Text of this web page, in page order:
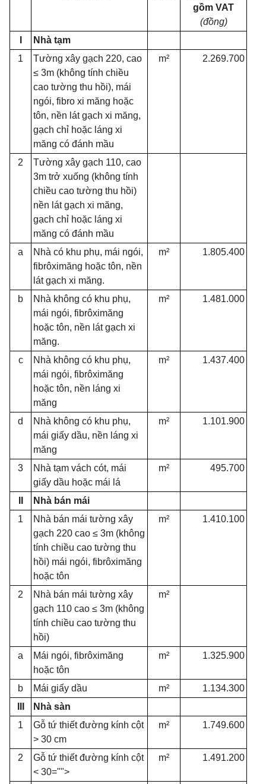
gồm VAT
(đồng)
Nhà tạm
1
Tường xây gạch 220, cao
≤ 3m (không tính chiều
cao tường thu hồi), mái
ngói, fibro xi măng hoặc
tôn, nền lát gạch xi măng,
gạch chỉ hoặc láng xi
măng có đánh mầu
m² 2.269.700
2
Tường xây gạch 110, cao
3m trở xuống (không tính
chiều cao tường thu hồi)
nền lát gạch xi măng,
gạch chỉ hoặc láng xi
măng có đánh mầu
a
Nhà có khu phụ, mái ngói,
fibrôximăng hoặc tôn, nền
lát gạch xi măng.
m² 1.805.400
b
Nhà không có khu phụ,
mái ngói, fibrôximăng
hoặc tôn, nền lát gạch xi
măng.
m² 1.481.000
c
Nhà không có khu phụ,
mái ngói, fibrôximăng
hoặc tôn, nền láng xi
măng
m² 1.437.400
d
Nhà không có khu phụ,
mái giấy dầu, nền láng xi
măng
m² 1.101.900
3
Nhà tạm vách cót, mái
giấy dầu hoặc mái lá
m² 495.700
Nhà bán mái
1
Nhà bán mái tường xây
gạch 220 cao ≤ 3m (không
tính chiều cao tường thu
hồi) mái ngói, fibrôximăng
hoặc tôn
m² 1.410.100
2
Nhà bán mái tường xây
gạch 110 cao ≤ 3m (không
tính chiều cao tường thu
hồi)
m²
a
Mái ngói, fibrôximăng
hoặc tôn
m² 1.325.900
b Mái giấy dầu m²
1.134.300
Nhà sàn
1
Gỗ tứ thiết đường kính cột
> 30 cm
m² 1.749.600
2
Gỗ tứ thiết đường kính cột
< 30="">
m² 1.491.200